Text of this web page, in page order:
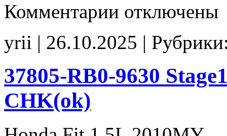
Комментарии записи
P360
Stage1
отключены
yrii | 26.10.2025 |
37805-RB0-9630
CHK(ok)